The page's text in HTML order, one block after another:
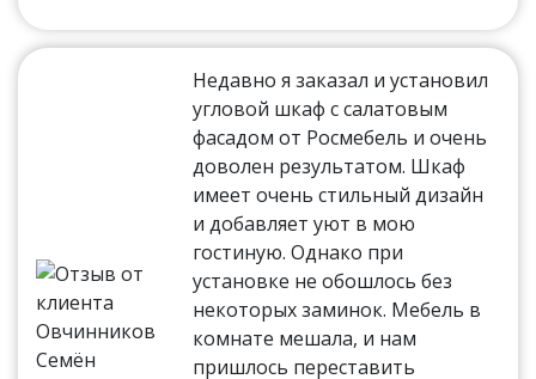
Недавно я заказал и установил
угловой шкаф с салатовым
фасадом от Росмебель и очень
доволен результатом. Шкаф
имеет очень стильный дизайн
и добавляет уют в мою
гостиную. Однако при
установке не обошлось без
некоторых заминок. Мебель в
комнате мешала, и нам
пришлось переставить